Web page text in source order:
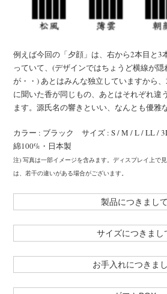
例えば今回の「夕顔」は、右から2本目と3
っていて、(デザインではちょうど横線が
が・・) あとはみんな独立していますから
に聞いた香が同じもの、あとはそれぞれ違
ます。源氏名の響きといい、なんとも優雅
カラー : ブラック サイズ : S / M / L / LL /
綿100%・日本製
注) 写真は一部イメージを含みます。ディスプレイ上で
は、若干の違いがある場合がございます。
製品につきまして
サイズにつきまし
お手入れにつきま